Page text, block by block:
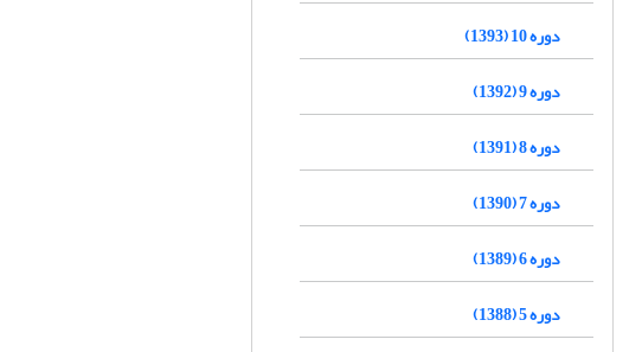
دوره 10 (1393)
دوره 9 (1392)
دوره 8 (1391)
دوره 7 (1390)
دوره 6 (1389)
دوره 5 (1388)